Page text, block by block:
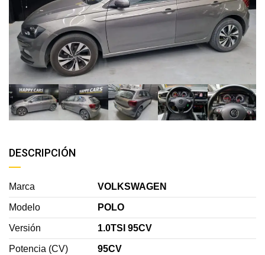
DESCRIPCIÓN
Marca VOLKSWAGEN
Modelo POLO
Versión 1.0TSI 95CV
Potencia (CV) 95CV